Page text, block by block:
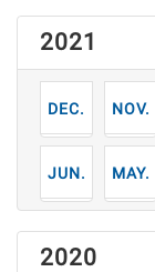
2021
12月 11月
6月 5月
2020